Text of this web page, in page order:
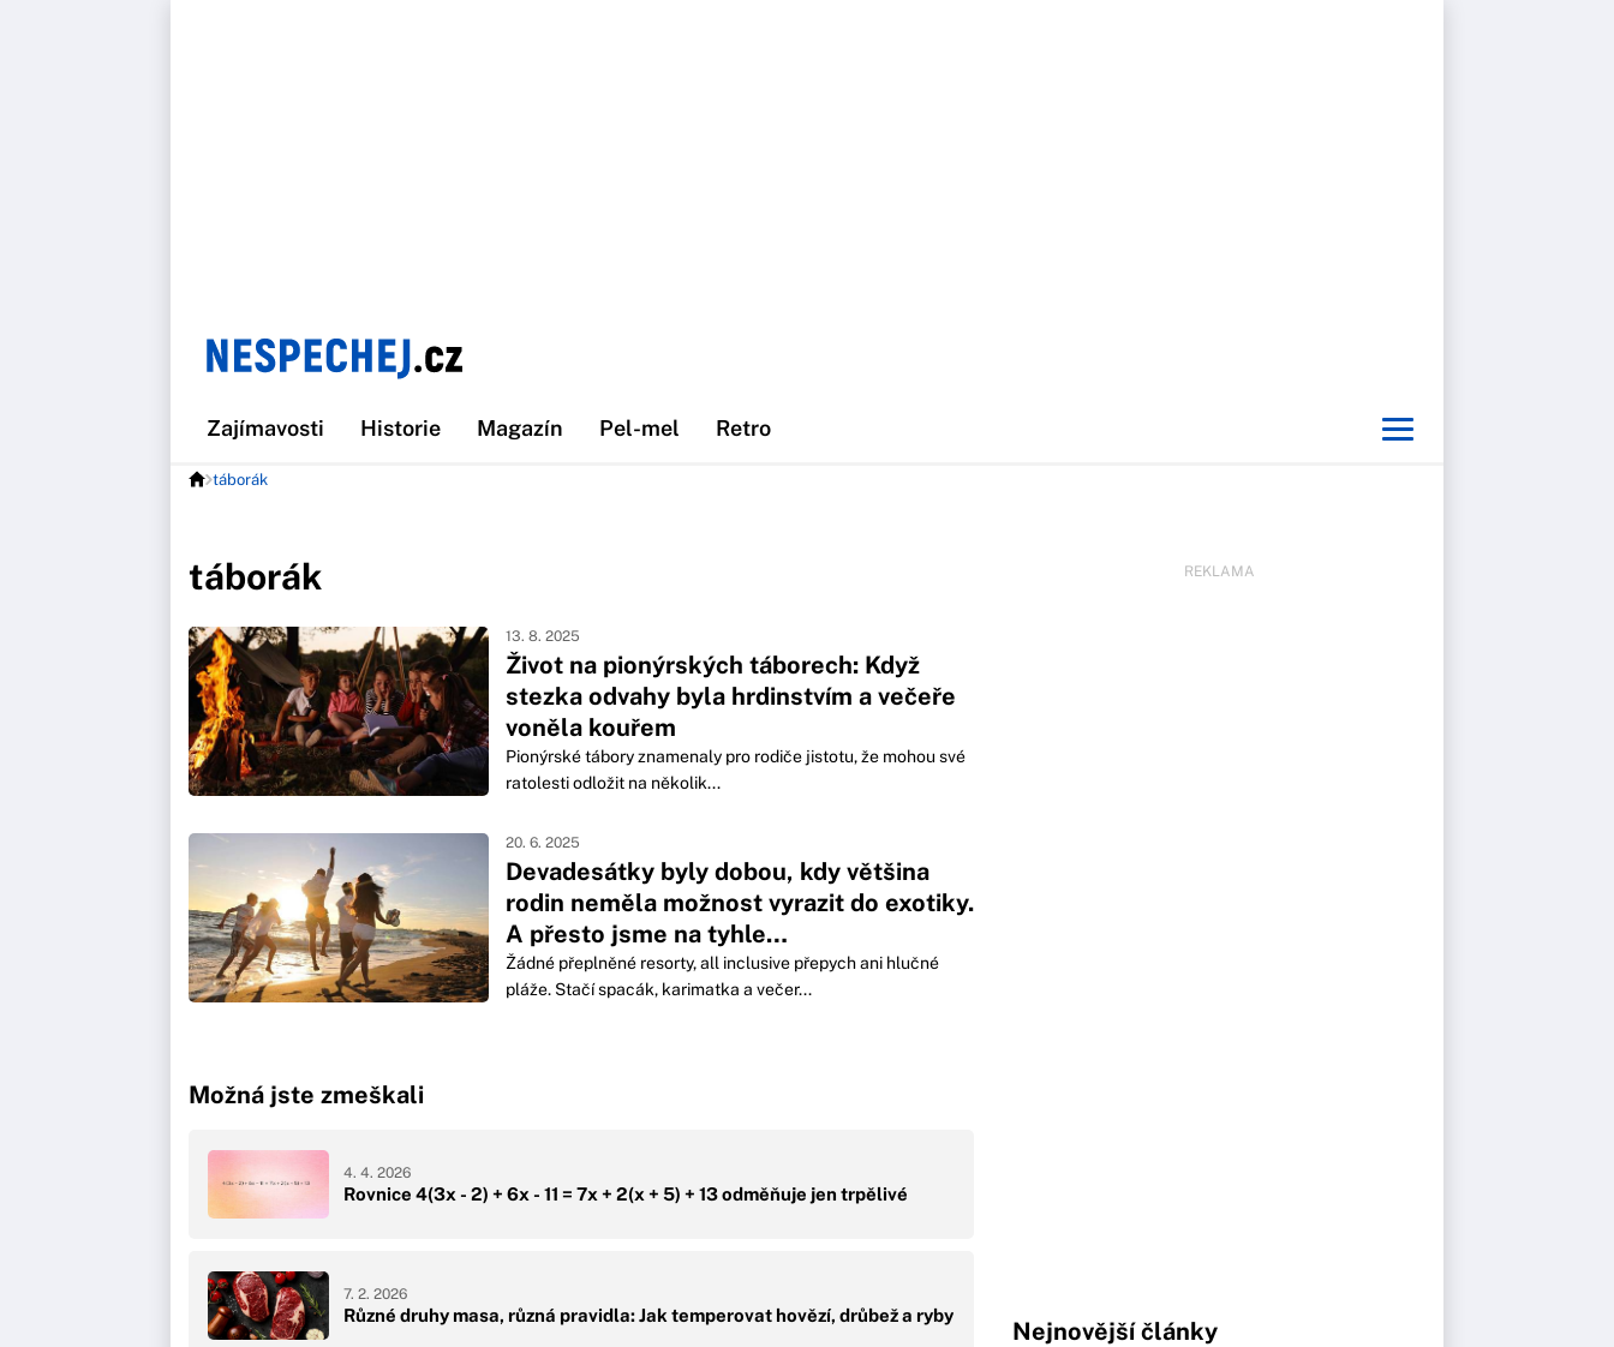
Zajímavosti Historie Magazín Pel-mel Retro
táborák
táborák
Život na pionýrských táborech: Když
stezka odvahy byla hrdinstvím a večeře
voněla kouřem
13. 8. 2025
Pionýrské tábory znamenaly pro rodiče jistotu, že mohou své
ratolesti odložit na několik...
Devadesátky byly dobou, kdy většina
rodin neměla možnost vyrazit do exotiky.
A přesto jsme na tyhle…
20. 6. 2025
Žádné přeplněné resorty, all inclusive přepych ani hlučné
pláže. Stačí spacák, karimatka a večer...
Možná jste zmeškali
Rovnice 4(3x - 2) + 6x - 11 = 7x + 2(x + 5) + 13 odměňuje jen trpělivé
4. 4. 2026
Různé druhy masa, různá pravidla: Jak temperovat hovězí, drůbež a ryby
7. 2. 2026
REKLAMA
Nejnovější články